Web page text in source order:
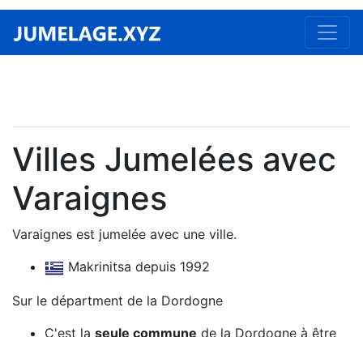
Villes Jumelées avec
Varaignes
Varaignes est jumelée avec une ville.
Makrinitsa depuis 1992
Sur le départment de la Dordogne
C'est la seule commune de la Dordogne à être